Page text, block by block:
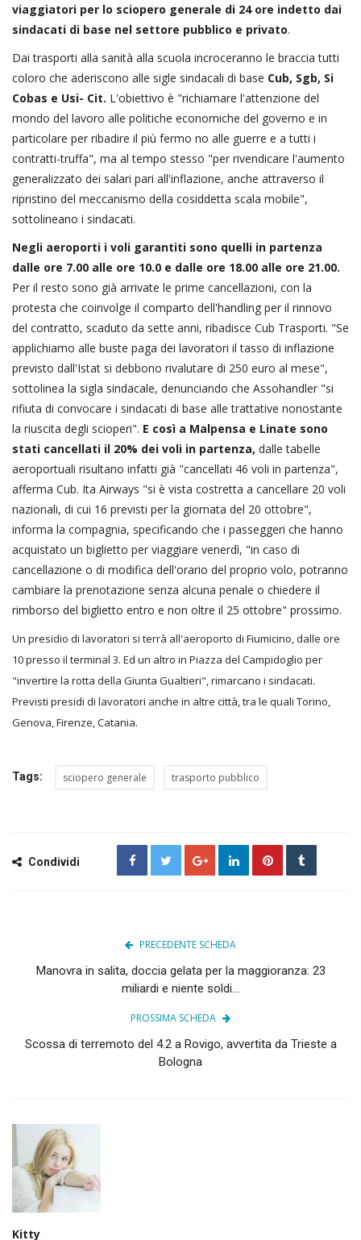
viaggiatori per lo sciopero generale di 24 ore indetto dai
sindacati di base nel settore pubblico e privato.
Dai trasporti alla sanità alla scuola incroceranno le braccia tutti
coloro che aderiscono alle sigle sindacali di base Cub, Sgb, Si
Cobas e Usi- Cit. L'obiettivo è "richiamare l'attenzione del
mondo del lavoro alle politiche economiche del governo e in
particolare per ribadire il più fermo no alle guerre e a tutti i
contratti-truffa", ma al tempo stesso "per rivendicare l'aumento
generalizzato dei salari pari all'inflazione, anche attraverso il
ripristino del meccanismo della cosiddetta scala mobile",
sottolineano i sindacati.
Negli aeroporti i voli garantiti sono quelli in partenza
dalle ore 7.00 alle ore 10.0 e dalle ore 18.00 alle ore 21.00.
Per il resto sono già arrivate le prime cancellazioni, con la
protesta che coinvolge il comparto dell'handling per il rinnovo
del contratto, scaduto da sette anni, ribadisce Cub Trasporti. "Se
applichiamo alle buste paga dei lavoratori il tasso di inflazione
previsto dall'Istat si debbono rivalutare di 250 euro al mese",
sottolinea la sigla sindacale, denunciando che Assohandler "si
rifiuta di convocare i sindacati di base alle trattative nonostante
la riuscita degli scioperi". E così a Malpensa e Linate sono
stati cancellati il 20% dei voli in partenza, dalle tabelle
aeroportuali risultano infatti già "cancellati 46 voli in partenza",
afferma Cub. Ita Airways "si è vista costretta a cancellare 20 voli
nazionali, di cui 16 previsti per la giornata del 20 ottobre",
informa la compagnia, specificando che i passeggeri che hanno
acquistato un biglietto per viaggiare venerdì, "in caso di
cancellazione o di modifica dell'orario del proprio volo, potranno
cambiare la prenotazione senza alcuna penale o chiedere il
rimborso del biglietto entro e non oltre il 25 ottobre" prossimo.
Un presidio di lavoratori si terrà all'aeroporto di Fiumicino, dalle ore
10 presso il terminal 3. Ed un altro in Piazza del Campidoglio per
"invertire la rotta della Giunta Gualtieri", rimarcano i sindacati.
Previsti presidi di lavoratori anche in altre città, tra le quali Torino,
Genova, Firenze, Catania.
Tags: sciopero generale trasporto pubblico
Condividi
PRECEDENTE SCHEDA
Manovra in salita, doccia gelata per la maggioranza: 23
miliardi e niente soldi...
PROSSIMA SCHEDA
Scossa di terremoto del 4.2 a Rovigo, avvertita da Trieste a
Bologna
Kitty